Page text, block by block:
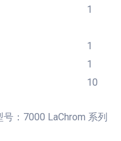
1
1
1
10
：7000 LaChrom 系列